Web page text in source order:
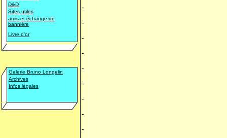
D&D
Sites utiles
amis et échange de
bannière
Livre d'or
Galerie Bruno Longelin
Archives
Infos légales
-
-
-
-
-
-
-
-
-